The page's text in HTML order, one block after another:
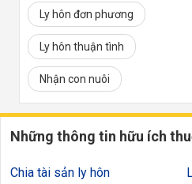
Ly hôn đơn phương
Ly hôn thuận tình
Nhận con nuôi
Những thông tin hữu ích
Chia tài sản ly hôn